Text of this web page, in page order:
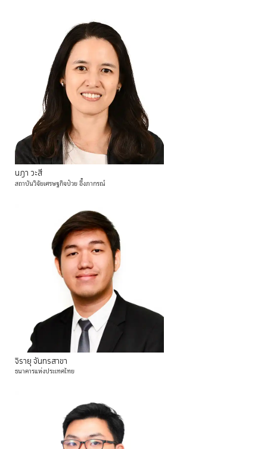
นฎา วะสี
สถาบันวิจัยเศรษฐกิจป๋วยอึ๊งภากรณ์
จิรายุ จันทรสาขา
ธนาคารแห่งประเทศไทย